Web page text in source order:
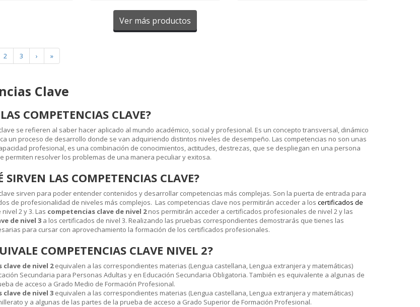
Ver más productos
2 3 › »
Clave
COMPETENCIAS CLAVE?
se refieren al saber hacer aplicado al mundo académico, social y profesional. Es un concepto transversal, dinámico
un proceso de desarrollo donde se van adquiriendo distintos niveles de desempeño. Las competencias no son unas
profesional, es una combinación de conocimientos, actitudes, destrezas, que se despliegan en una persona
permiten resolver los problemas de una manera peculiar y exitosa.
SIRVEN LAS COMPETENCIAS CLAVE?
sirven para poder entender contenidos y desarrollar competencias más complejas. Son la puerta de entrada para
de profesionalidad de niveles más complejos. Las competencias clave nos permitirán acceder a los certificados de
nivel 2 y 3. Las competencias clave de nivel 2nos permitirán acceder a certificados profesionales de nivel 2 y las
de nivel 3a los certificados de nivel 3. Realizando las pruebas correspondientes demostrarás que tienes las
para cursar con aprovechamiento la formación de los certificados profesionales.
COMPETENCIAS CLAVE NIVEL 2?
de nivel 2equivalen a las correspondientes materias (Lengua castellana, Lengua extranjera y matemáticas)
Secundaria para Personas Adultas y en Educación Secundaria Obligatoria. También es equivalente a algunas de
de acceso a Grado Medio de Formación Profesional.
de nivel 3equivalen a las correspondientes materias (Lengua castellana, Lengua extranjera y matemáticas)
y a algunas de las partes de la prueba de acceso a Grado Superior de Formación Profesional.